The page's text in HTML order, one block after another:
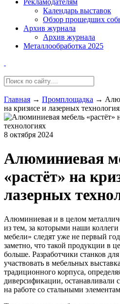
Рекламодателям
Календарь выставок
Обзор прошедших
Архив журнала
Архив журнала
Металлообработка 2025
Главная → Промплощадка →
на кризисе и лазерных
8 октября 2024
Алюминиевая
«растёт» на
лазерных
Алюминиевая и в целом
из тем, за которыми наши
мебели» следят уже не первый
заметно, что такой продукции в
больше. Разработчики станков
участвовать в мебельных
традиционного корпуса,
диверсификации, останавливали
на работе со стальными